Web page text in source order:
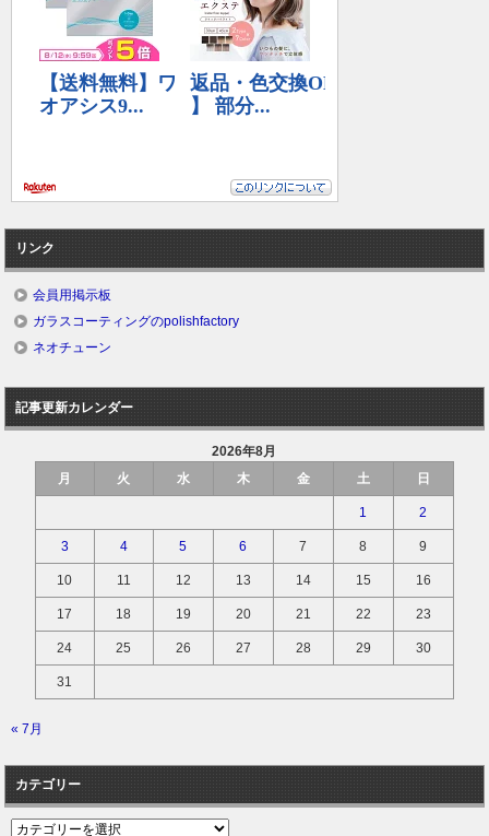
リンク
会員用掲示板
ガラスコーティングのpolishfactory
ネオチューン
記事更新カレンダー
2026年8月
月
火 水 木 金 土 日
1 2
3 4 5 6 7 8 9
10 11 12 13 14 15 16
17 18 19 20 21 22 23
24 25 26 27 28 29 30
31
« 7月
カテゴリー
カ